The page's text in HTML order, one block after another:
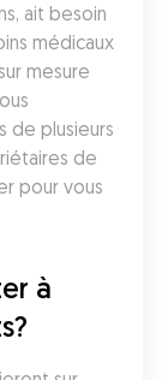
ait besoin
médicaux
mesure
de plusieurs
de
pour vous
à